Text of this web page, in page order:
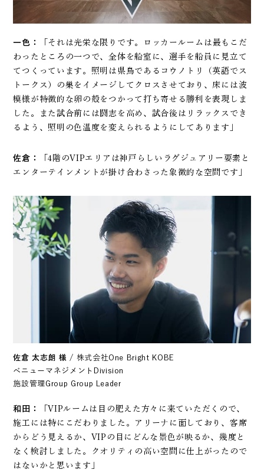
一色：
「それは光栄な限りです。ロッカールームは最もこだ
わったところの一つで、全体を船室に、選手を船員に見立て
てつくっています。照明は県鳥であるコウノトリ（英語でス
トークス）の巣をイメージしてクロスさせており、床には波
模様が特徴的な卵の殻をつかって打ち寄せる勝利を表現しま
した。また試合前には闘志を高め、試合後はリラックスでき
るよう、照明の色温度を変えられるようにしてあります」
佐倉：
「4階のVIPエリアは神戸らしいラグジュアリー要素と
エンターテインメントが掛け合わさった象徴的な空間です」
佐倉 太志朗 様 / 株式会社One Bright KOBE
ベニューマネジメントDivision
施設管理Group Group Leader
和田：
「VIPルームは目の肥えた方々に来ていただくので、
施工には特にこだわりました。アリーナに面しており、客席
からどう見えるか、VIPの目にどんな景色が映るか、幾度と
なく検討しました。クオリティの高い空間に仕上がったので
はないかと思います」